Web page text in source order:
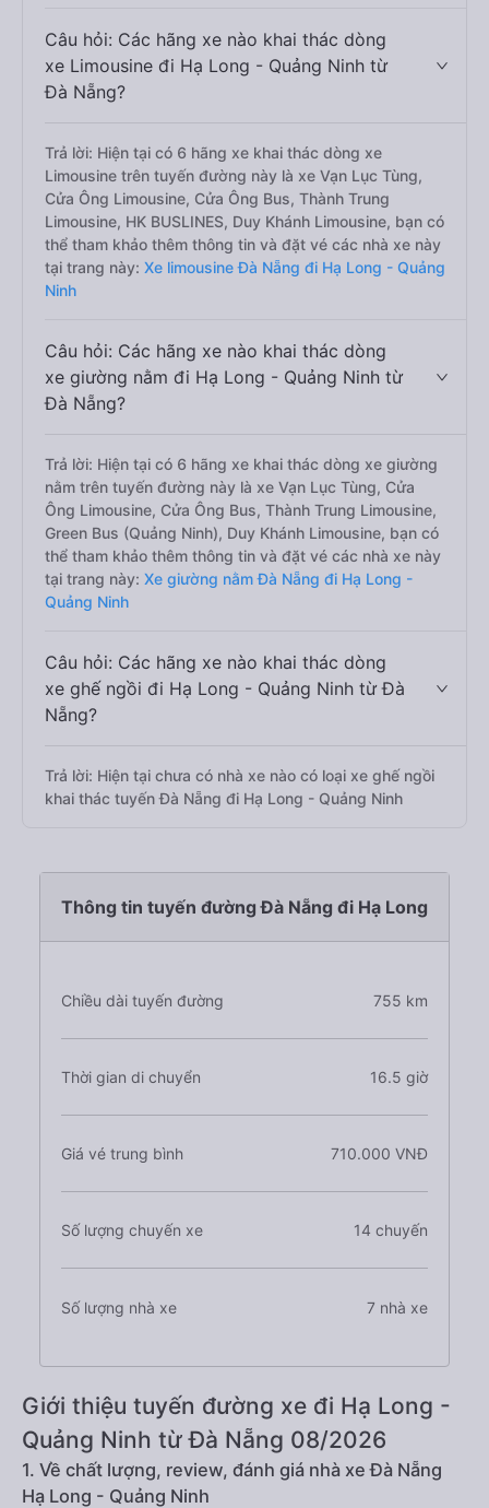
Câu hỏi: Các hãng xe nào khai thác dòng
xe Limousine đi Hạ Long - Quảng Ninh từ
Đà Nẵng?
Trả lời: Hiện tại có 6 hãng xe khai thác dòng xe
Limousine trên tuyến đường này là xe Vạn Lục Tùng,
Cửa Ông Limousine, Cửa Ông Bus, Thành Trung
Limousine, HK BUSLINES, Duy Khánh Limousine, bạn có
thể tham khảo thêm thông tin và đặt vé các nhà xe này
tại trang này: Xe limousine Đà Nẵng đi Hạ Long - Quảng
Ninh
Câu hỏi: Các hãng xe nào khai thác dòng
xe giường nằm đi Hạ Long - Quảng Ninh từ
Đà Nẵng?
Trả lời: Hiện tại có 6 hãng xe khai thác dòng xe giường
nằm trên tuyến đường này là xe Vạn Lục Tùng, Cửa
Ông Limousine, Cửa Ông Bus, Thành Trung Limousine,
Green Bus (Quảng Ninh), Duy Khánh Limousine, bạn có
thể tham khảo thêm thông tin và đặt vé các nhà xe này
tại trang này: Xe giường nằm Đà Nẵng đi Hạ Long -
Quảng Ninh
Câu hỏi: Các hãng xe nào khai thác dòng
xe ghế ngồi đi Hạ Long - Quảng Ninh từ Đà
Nẵng?
Trả lời: Hiện tại chưa có nhà xe nào có loại xe ghế ngồi
khai thác tuyến Đà Nẵng đi Hạ Long - Quảng Ninh
Thông tin tuyến đường Đà Nẵng đi Hạ Long
Chiều dài tuyến đường 755 km
Thời gian di chuyển 16.5 giờ
Giá vé trung bình 710.000 VNĐ
Số lượng chuyến xe 14 chuyến
Số lượng nhà xe 7 nhà xe
Giới thiệu tuyến đường xe đi Hạ Long -
Quảng Ninh từ Đà Nẵng 08/2026
1. Về chất lượng, review, đánh giá nhà xe Đà Nẵng
Hạ Long - Quảng Ninh